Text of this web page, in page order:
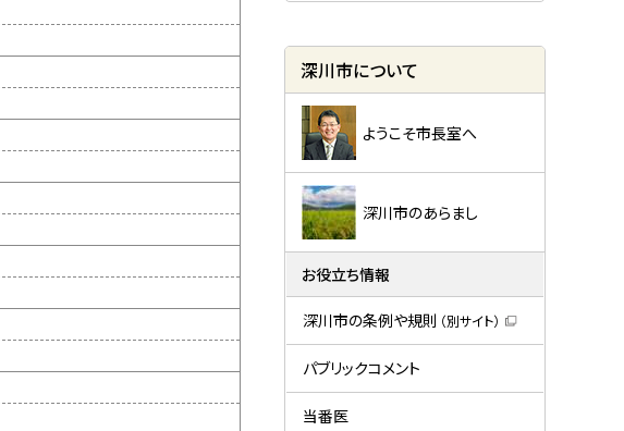
深川市について
ようこそ市長室へ
深川市のあらまし
お役立ち情報
深川市の条例や規則 （別サイト）
新
ィ
パブリックコメント
当番医